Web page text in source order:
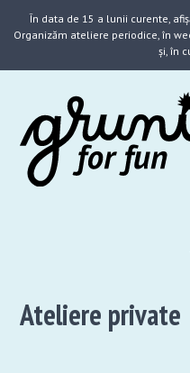
În data de 15 a lunii curente,
Organizăm ateliere periodice, în
și, în
Ateliere private